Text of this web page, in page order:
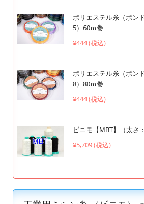
ポリエステル糸（ボン
5）60ｍ巻
¥444 (税込)
ポリエステル糸（ボン
8）80ｍ巻
¥444 (税込)
ビニモ【MBT】（太さ
¥5,709 (税込)